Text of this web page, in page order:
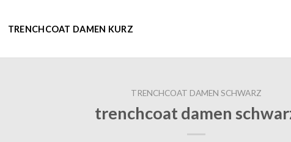
TRENCHCOAT DAMEN KURZ
TRENCHCOAT DAMEN SCHWARZ
trenchcoat damen